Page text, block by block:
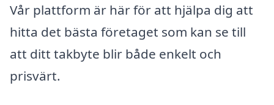
Vår plattform är här för att hjälpa dig att
hitta det bästa företaget som kan se till
att ditt takbyte blir både enkelt och
prisvärt.